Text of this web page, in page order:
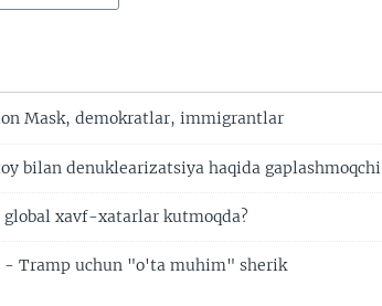
Mask, demokratlar, immigrantlar
bilan denuklearizatsiya haqida gaplashmoqchi
xavf-xatarlar kutmoqda?
- Tramp uchun "o'ta muhim" sherik